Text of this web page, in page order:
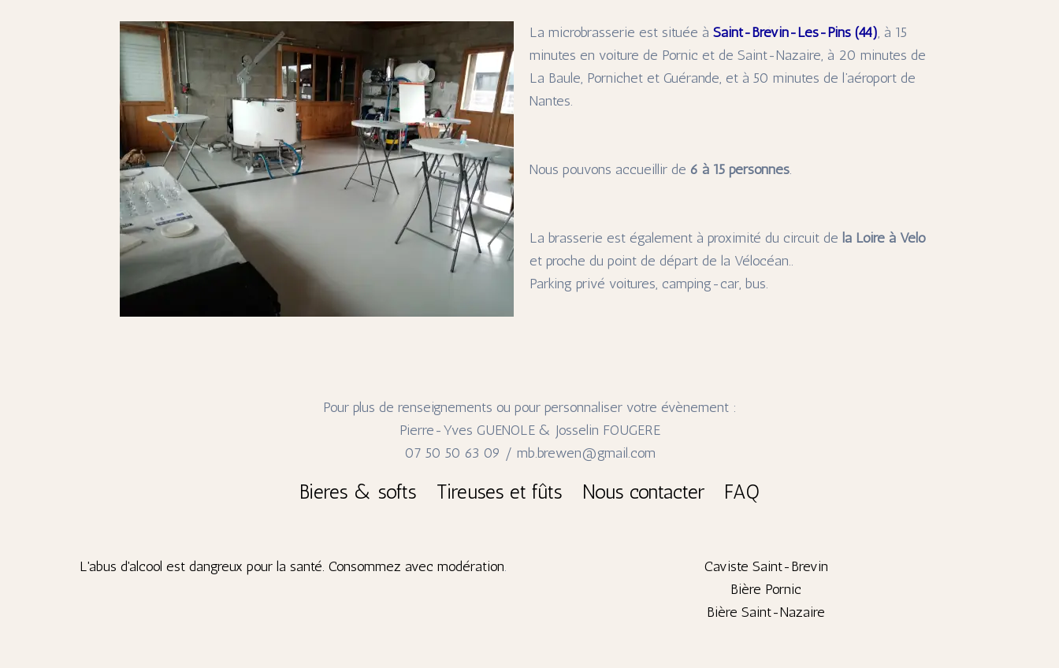
La microbrasserie est située à Saint-Brévin-Les-Pins (44), à 15
minutes en voiture de Pornic et de Saint-Nazaire, à 20 minutes de
La Baule, Pornichet et Guérande, et à 50 minutes de l’aéroport de
Nantes.
Nous pouvons accueillir de 6 à 15 personnes.
La brasserie est également à proximité du circuit de la Loire à Vélo
et proche du point de départ de la Vélocéan..
Parking privé voitures, camping-car, bus.
Pour plus de renseignements ou pour personnaliser votre évènement :
Pierre-Yves GUENOLE & Josselin FOUGERE
07 50 50 63 09 / mb.brewen@gmail.com
Bieres & softs Tireuses et fûts Nous contacter FAQ
L'abus d'alcool est dangreux pour la santé. Consommez avec modération.
Caviste Saint-Brevin
Bière Pornic
Bière Saint-Nazaire